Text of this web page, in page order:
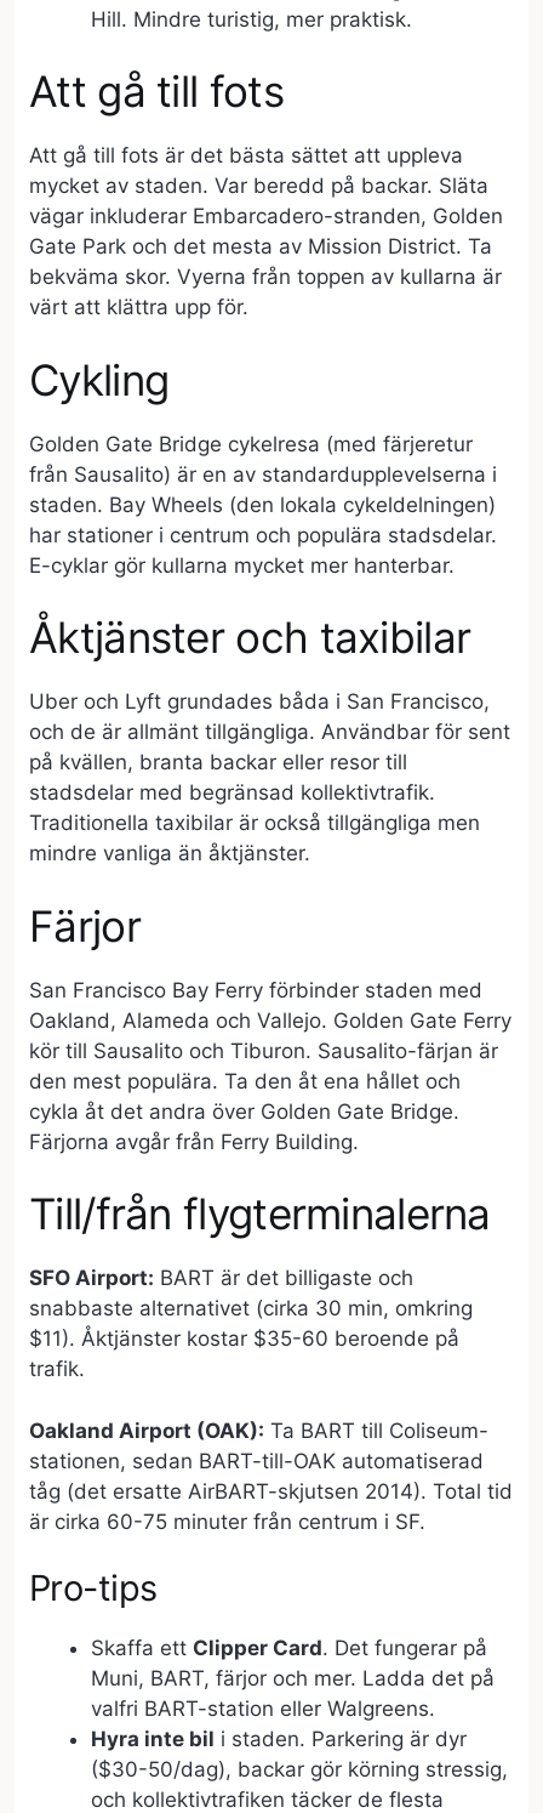
Hill. Mindre turistig, mer praktisk.
Att gå till fots
Att gå till fots är det bästa sättet att uppleva
mycket av staden. Var beredd på backar. Släta
vägar inkluderar Embarcadero-stranden, Golden
Gate Park och det mesta av Mission District. Ta
bekväma skor. Vyerna från toppen av kullarna är
värt att klättra upp för.
Cykling
Golden Gate Bridge cykelresa (med färjeretur
från Sausalito) är en av standardupplevelserna i
staden. Bay Wheels (den lokala cykeldelningen)
har stationer i centrum och populära stadsdelar.
E-cyklar gör kullarna mycket mer hanterbar.
Åktjänster och taxibilar
Uber och Lyft grundades båda i San Francisco,
och de är allmänt tillgängliga. Användbar för sent
på kvällen, branta backar eller resor till
stadsdelar med begränsad kollektivtrafik.
Traditionella taxibilar är också tillgängliga men
mindre vanliga än åktjänster.
Färjor
San Francisco Bay Ferry förbinder staden med
Oakland, Alameda och Vallejo. Golden Gate Ferry
kör till Sausalito och Tiburon. Sausalito-färjan är
den mest populära. Ta den åt ena hållet och
cykla åt det andra över Golden Gate Bridge.
Färjorna avgår från Ferry Building.
Till/från flygterminalerna
SFO Airport: BART är det billigaste och
snabbaste alternativet (cirka 30 min, omkring
$11). Åktjänster kostar $35-60 beroende på
trafik.
Oakland Airport (OAK): Ta BART till Coliseum-
stationen, sedan BART-till-OAK automatiserad
tåg (det ersatte AirBART-skjutsen 2014). Total tid
är cirka 60-75 minuter från centrum i SF.
Pro-tips
Skaffa ett Clipper Card. Det fungerar på
Muni, BART, färjor och mer. Ladda det på
valfri BART-station eller Walgreens.
Hyra inte bil i staden. Parkering är dyr
($30-50/dag), backar gör körning stressig,
och kollektivtrafiken täcker de flesta